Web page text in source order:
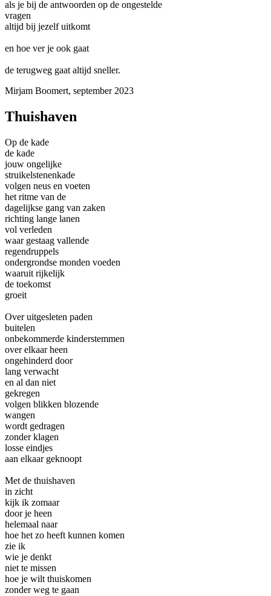
als je bij de antwoorden op de ongestelde
vragen
altijd bij jezelf uitkomt
en hoe ver je ook gaat
de terugweg gaat altijd sneller.
Mirjam Boomert, september 2023
Thuishaven
Op de kade
de kade
jouw ongelijke
struikelstenenkade
volgen neus en voeten
het ritme van de
dagelijkse gang van zaken
richting lange lanen
vol verleden
waar gestaag vallende
regendruppels
ondergrondse monden voeden
waaruit rijkelijk
de toekomst
groeit
Over uitgesleten paden
buitelen
onbekommerde kinderstemmen
over elkaar heen
ongehinderd door
lang verwacht
en al dan niet
gekregen
volgen blikken blozende
wangen
wordt gedragen
zonder klagen
losse eindjes
aan elkaar geknoopt
Met de thuishaven
in zicht
kijk ik zomaar
door je heen
helemaal naar
hoe het zo heeft kunnen komen
zie ik
wie je denkt
niet te missen
hoe je wilt thuiskomen
zonder weg te gaan